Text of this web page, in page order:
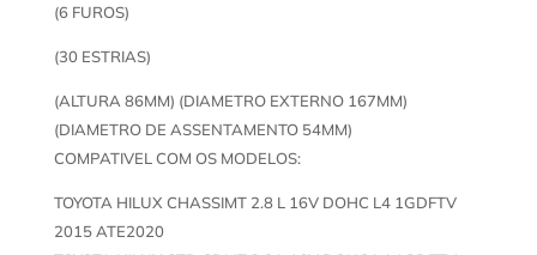
(6 FUROS)
(30 ESTRIAS)
(ALTURA 86MM) (DIAMETRO EXTERNO 167MM)
(DIAMETRO DE ASSENTAMENTO 54MM)
COMPATIVEL COM OS MODELOS:
TOYOTA HILUX CHASSIMT 2.8 L 16V DOHC L4 1GDFTV
2015 ATE2020